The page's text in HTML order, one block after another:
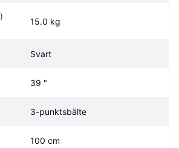
15.0 kg
Svart
39 "
3-punktsbälte
100 cm